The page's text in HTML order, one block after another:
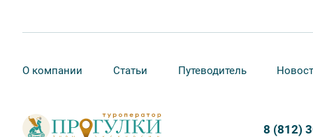
О компании Статьи Путеводитель
8 (812)